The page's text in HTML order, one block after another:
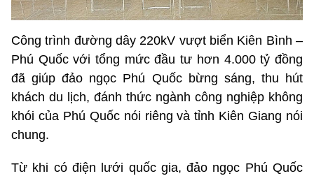
Công trình đường dây 220kV vượt biển Kiên Bình –
Phú Quốc với tổng mức đầu tư hơn 4.000 tỷ đồng
đã giúp đảo ngọc Phú Quốc bừng sáng, thu hút
khách du lịch, đánh thức ngành công nghiệp không
khói của Phú Quốc nói riêng và tỉnh Kiên Giang nói
chung.
Từ khi có điện lưới quốc gia, đảo ngọc Phú Quốc